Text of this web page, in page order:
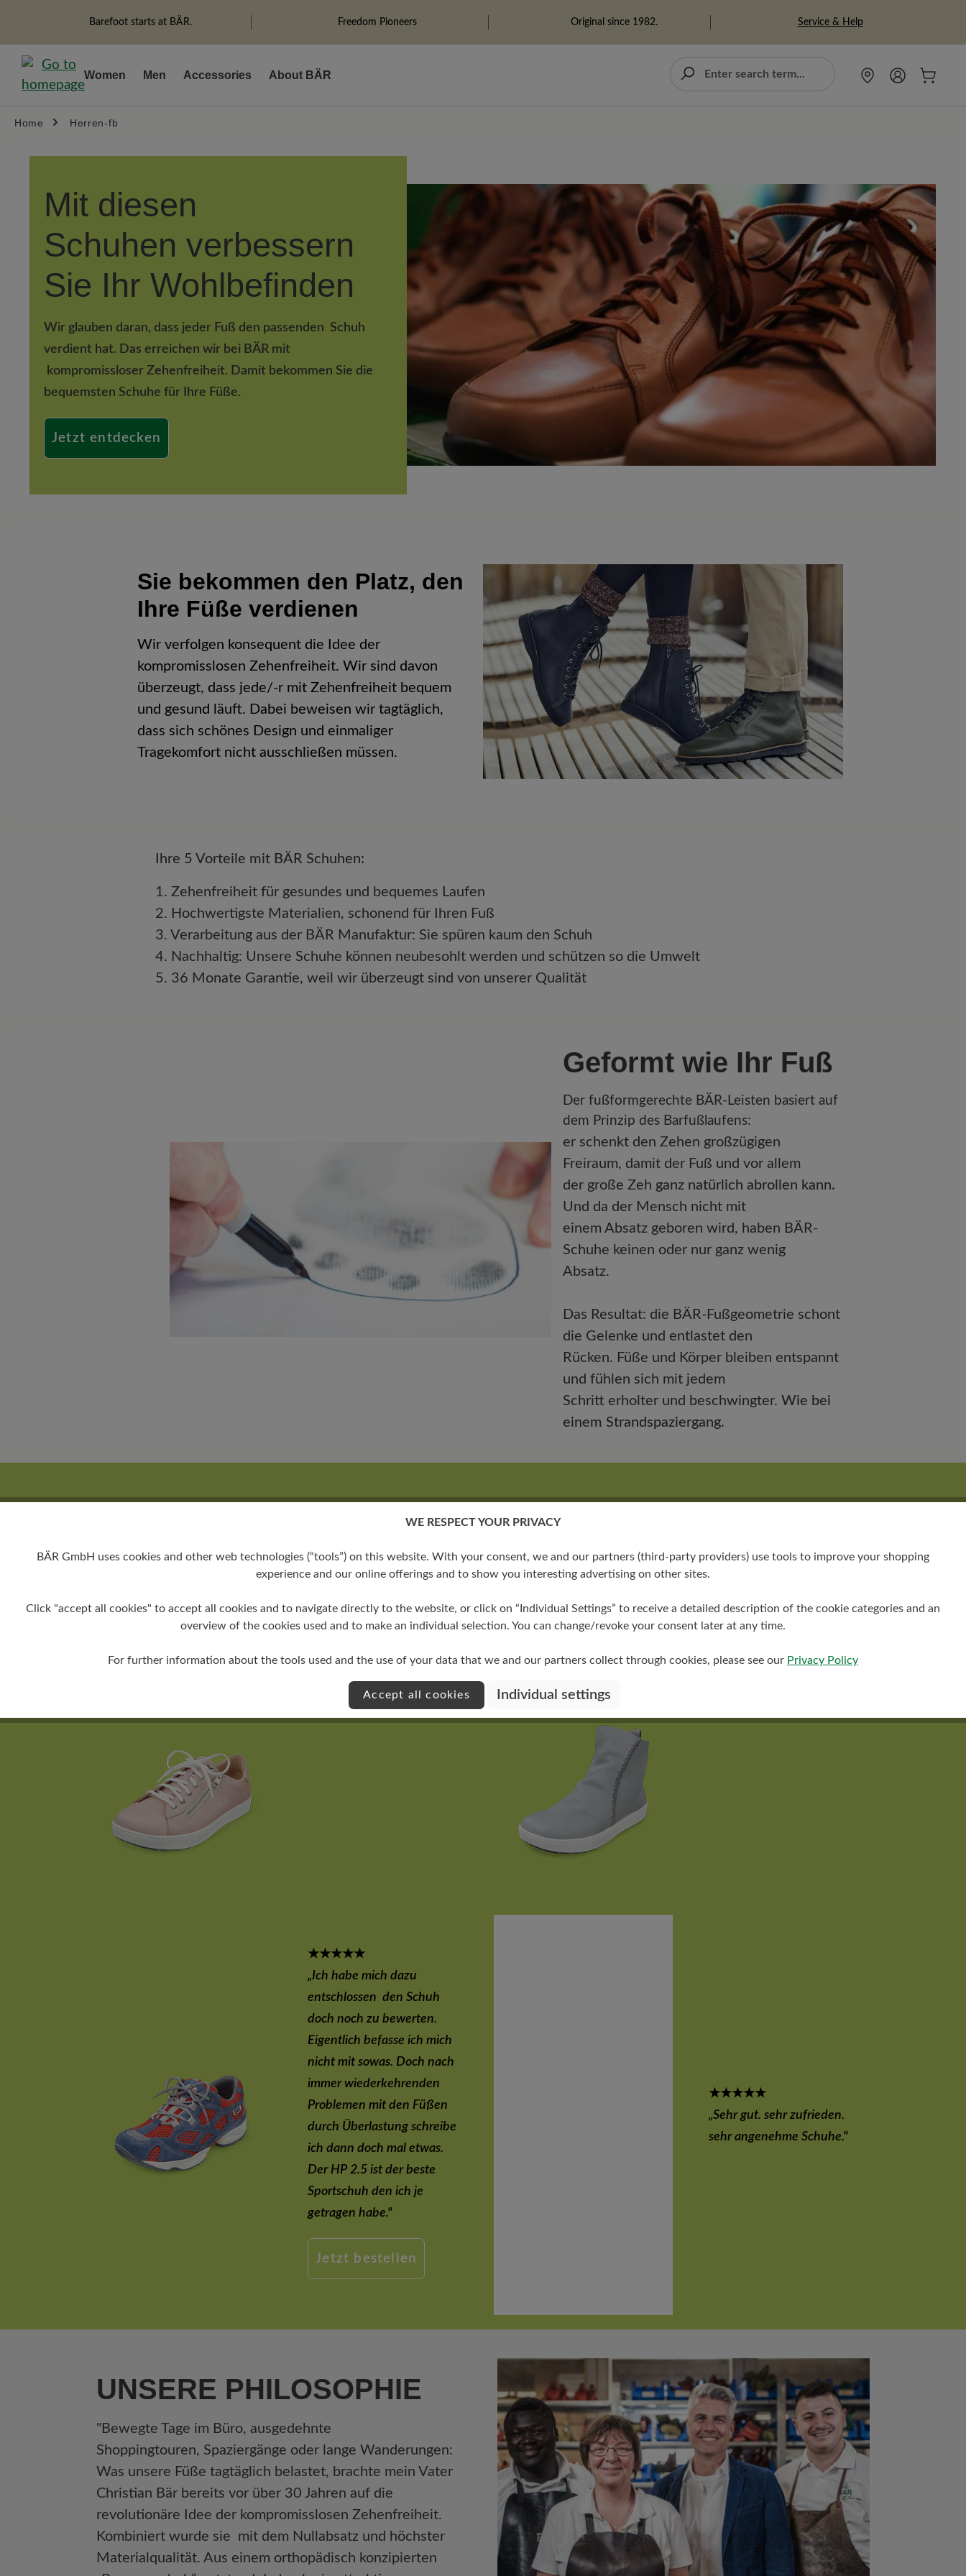
Skip to main navigation
Barefoot starts at BÄR. Freedom Pioneers Original since 1982. Service & Help
Women Men Accessories About BÄR
Home Herren-fb
Mit diesen
Schuhen verbessern
Sie Ihr Wohlbefinden
Wir glauben daran, dass jeder Fuß den passenden Schuh
verdient hat. Das erreichen wir bei BÄR mit
kompromissloser Zehenfreiheit. Damit bekommen Sie die
bequemsten Schuhe für Ihre Füße.
Jetzt entdecken
Sie bekommen den Platz, den
Ihre Füße verdienen
Wir verfolgen konsequent die Idee der
kompromisslosen Zehenfreiheit. Wir sind davon
überzeugt, dass jede/-r mit Zehenfreiheit bequem
und gesund läuft. Dabei beweisen wir tagtäglich,
dass sich schönes Design und einmaliger
Tragekomfort nichtausschließen müssen.
Ihre 5 Vorteile mit BÄR Schuhen:
1. Zehenfreiheit für gesundes und bequemes Laufen
2. Hochwertigste Materialien, schonend für Ihren Fuß
3. Verarbeitung aus der BÄR Manufaktur: Sie spüren kaum den Schuh
4. Nachhaltig: Unsere Schuhe können neubesohlt werden und schützen so die Umwelt
5. 36 Monate Garantie, weil wir überzeugt sind von unserer Qualität
Geformt wie Ihr Fuß
Der fußformgerechte BÄR-Leisten basiert auf
dem Prinzip des Barfußlaufens:
er schenkt den Zehen großzügigen
Freiraum, damit der Fuß und vor allem
der große Zeh ganz natürlich abrollen kann.
Und da der Mensch nicht mit
einem Absatz geboren wird, haben BÄR-
Schuhe keinen oder nur ganz wenig
Absatz.
Das Resultat: die BÄR-Fußgeometrie schont
die Gelenke und entlastet den
Rücken. Füße und Körper bleiben entspannt
und fühlen sich mit jedem
Schritt erholter und beschwingter. Wie bei
einem Strandspaziergang.
Nicht nur wir sind überzeugt:
Unsere Kunden auch!
★★★★★
„Ich habe mich dazu
entschlossenden Schuh
doch noch zu bewerten.
Eigentlich befasse ich mich
nicht mitsowas. Doch nach
immerwiederkehrenden
Problemen mitden Füßen
durch Überlastungschreibe
ich dann doch mal etwas.
Der HP 2.5 ist der beste
Sportschuh den ich je
getragen habe."
Jetzt bestellen
★★★★★
„Sehr gut. sehr zufrieden.
sehrangenehme Schuhe."
UNSERE PHILOSOPHIE
"Bewegte Tage im Büro, ausgedehnte
Shoppingtouren, Spaziergänge oder lange Wanderungen:
Was unsere Füße tagtäglich belastet, brachte mein Vater
Christian Bär bereits vor über 30 Jahren auf die
revolutionäre Idee der kompromisslosen Zehenfreiheit.
Kombiniert wurde sie mit dem Nullabsatz und höchster
Materialqualität. Aus einem orthopädisch konzipierten
WE RESPECT YOUR PRIVACY
BÄR GmbH uses cookies and other web technologies (“tools”) on this website. With your consent, we and our partners (third-party providers) use tools to improve your shopping
experience and our online offerings and to show you interesting advertising on other sites.
Click "accept all cookies" to accept all cookies and to navigate directly to the website, or click on “Individual Settings” to receive a detailed description of the cookie categories and an
overview of the cookies used and to make an individual selection. You can change/revoke your consent later at any time.
For further information about the tools used and the use of your data that we and our partners collect through cookies, please see our Privacy Policy
Accept all cookies Individual settings